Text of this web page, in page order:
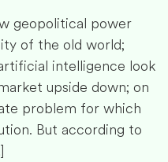
geopolitical power
of the old world;
intelligence look
upside down; on
problem for which
But according to